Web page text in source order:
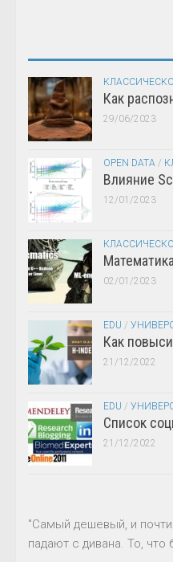
Как
29/06/2023
OPEN DATA /
Влияние
12/01/2023
02/01/2023
EDU /
Как
21/12/2022
EDU /
Список
21/12/2022
"Самый дешевый, и
падают с дивана. То,